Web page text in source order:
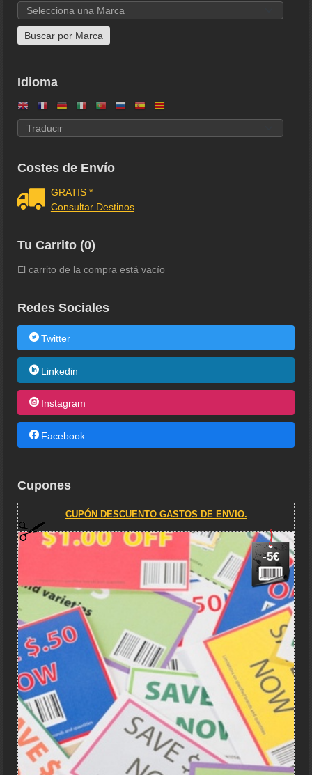
Idioma
Costes de Envío
GRATIS *
Consultar Destinos
Tu Carrito (0)
El carrito de la compra está vacío
Redes Sociales
Twitter
Linkedin
Instagram
Facebook
Cupones
CUPÓN DESCUENTO GASTOS DE ENVIO.
-5€